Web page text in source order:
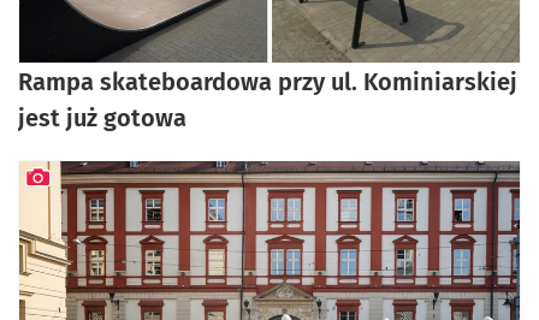
Rampa skateboardowa przy ul. Kominiarskiej
jest już gotowa
artykuł z galerią zdjęć